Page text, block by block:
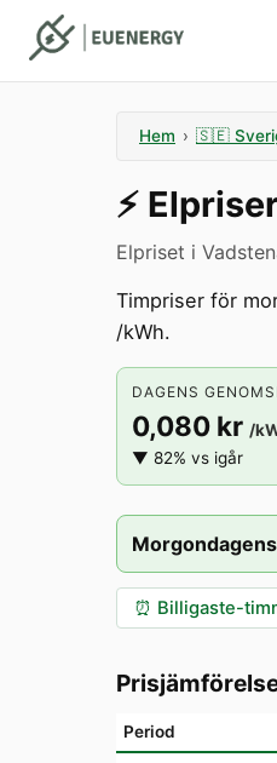
Hem › 🇸🇪
⚡️
Elpriset i
Timpriser för
/kWh.
DAGENS
0,080 kr /
▼ 82% vs igår
⏰ Billigaste-
Period